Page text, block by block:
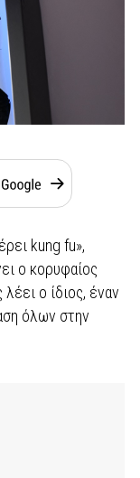
kung fu»,
ο κορυφαίος
ο ίδιος, έναν
όλων στην